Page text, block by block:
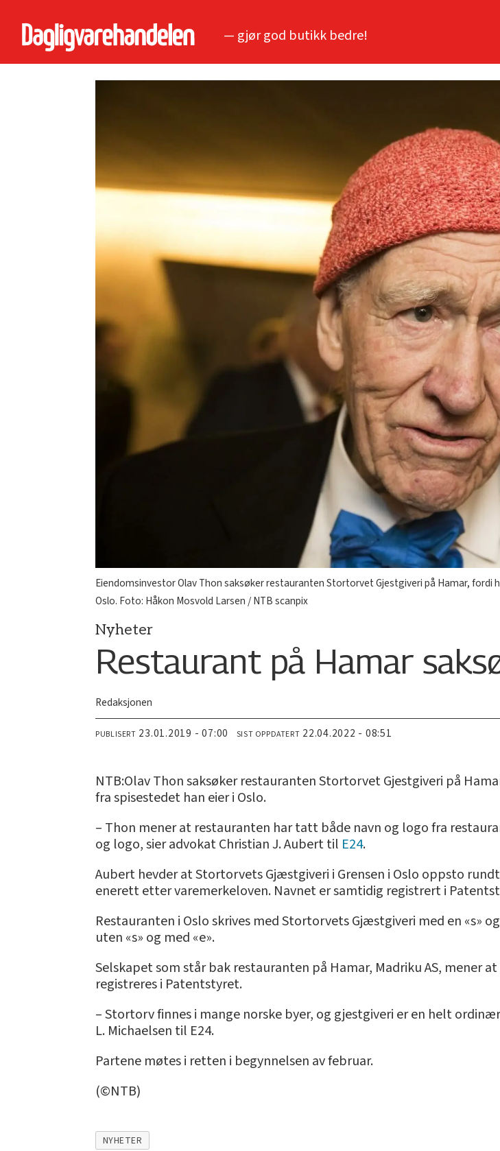
— gjør god butikk bedre!
Eiendomsinvestor Olav Thon saksøker restauranten Stortorvet Gjestgiveri på Hamar,
Oslo. Foto: Håkon Mosvold Larsen / NTB scanpix
Nyheter
Restaurant på Hamar
Redaksjonen
PUBLISERT 23.01.2019 - 07:00 SIST OPPDATERT 22.04.2022 - 08:51
NTB:Olav Thon saksøker restauranten Stortorvet Gjestgiveri på
fra spisestedet han eier i Oslo.
– Thon mener at restauranten har tatt både navn og logo fra
og logo, sier advokat Christian J. Aubert til E24.
Aubert hevder at Stortorvets Gjæstgiveri i Grensen i Oslo oppsto
enerett etter varemerkeloven. Navnet er samtidig registrert i
Restauranten i Oslo skrives med Stortorvets Gjæstgiveri med en «s»
uten «s» og med «e».
Selskapet som står bak restauranten på Hamar, Madriku AS, mener
registreres i Patentstyret.
– Stortorv finnes i mange norske byer, og gjestgiveri er en helt
L. Michaelsen til E24.
Partene møtes i retten i begynnelsen av februar.
(©NTB)
NYHETER